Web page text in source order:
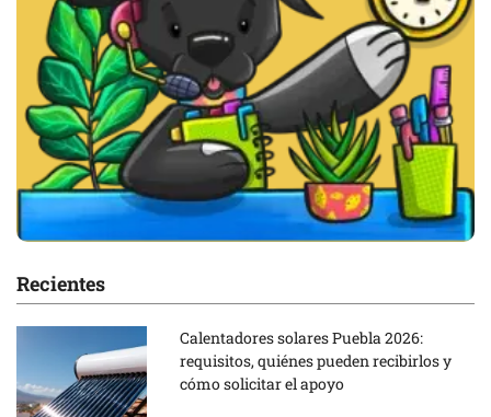
Recientes
Calentadores solares Puebla 2026:
requisitos, quiénes pueden recibirlos y
cómo solicitar el apoyo